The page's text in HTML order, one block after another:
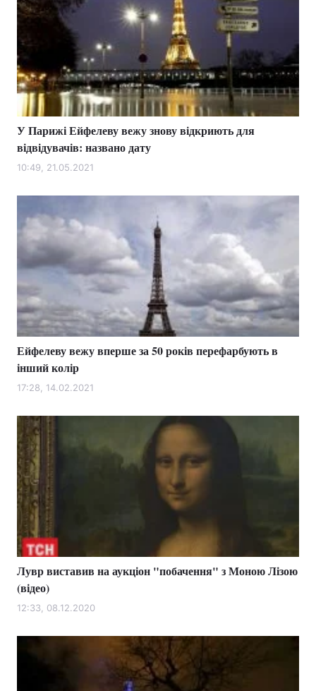
У Парижі Ейфелеву вежу знову відкриють для
відвідувачів: названо дату
10:49, 21.05.2021
Ейфелеву вежу вперше за 50 років перефарбують в
інший колір
17:28, 14.02.2021
Лувр виставив на аукціон "побачення" з Моною Лізою
(відео)
12:33, 08.12.2020